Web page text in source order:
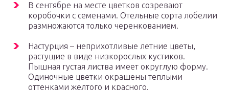
В сентябре на месте цветков созревают
коробочки с семенами. Отельные сорта лобелии
размножаются только черенкованием.
Настурция – неприхотливые летние цветы,
растущие в виде низкорослых кустиков.
Пышная густая листва имеет округлую форму.
Одиночные цветки окрашены теплыми
оттенками желтого и красного.